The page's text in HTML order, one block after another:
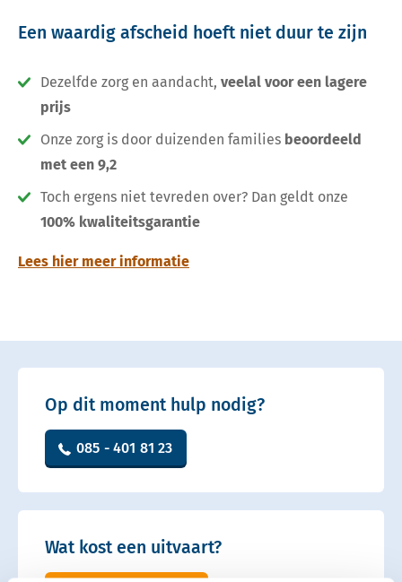
Een waardig afscheid hoeft niet duur te zijn
Dezelfde zorg en aandacht, veelal voor een lagere
prijs
Onze zorg is door duizenden families beoordeeld
met een 9,2
Toch ergens niet tevreden over? Dan geldt onze
100% kwaliteitsgarantie
Lees hier meer informatie
Op dit moment hulp nodig?
085 - 401 81 23
Wat kost een uitvaart?